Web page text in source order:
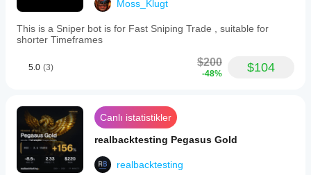
Moss_Klugt
This is a Sniper bot is for Fast Sniping Trade , suitable for
shorter Timeframes
5.0 (3) $200
-48% $104
Canlı istatistikler
realbacktesting Pegasus Gold
realbacktesting